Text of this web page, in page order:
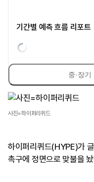
기간별 예측 흐름 리포트
중·장
사진=하이퍼리퀴드
하이퍼리퀴드(HYPE)가
촉구에 정면으로 맞불을